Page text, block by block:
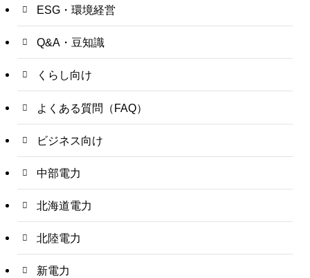
ESG・環境経営
Q&A・豆知識
くらし向け
よくある質問（FAQ）
ビジネス向け
中部電力
北海道電力
北陸電力
新電力